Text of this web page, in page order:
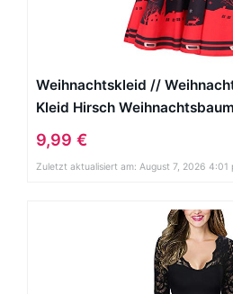
Weihnachtskleid //
Kleid Hirsch Weihnachtsbaum
9,99 €
Zuletzt aktualisiert am: August 7, 2026 4:01